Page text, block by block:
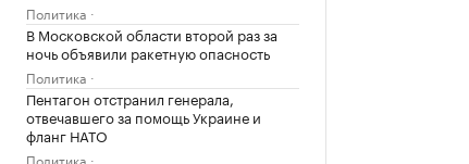
Политика
В Московской области второй раз за
ночь объявили ракетную опасность
Политика
Пентагон отстранил генерала,
отвечавшего за помощь Украине и
фланг НАТО
Политика